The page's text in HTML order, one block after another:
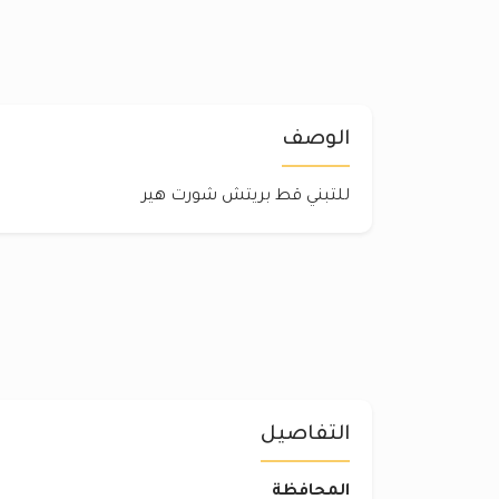
الوصف
للتبني قط بريتش شورت هير
التفاصيل
المحافظة